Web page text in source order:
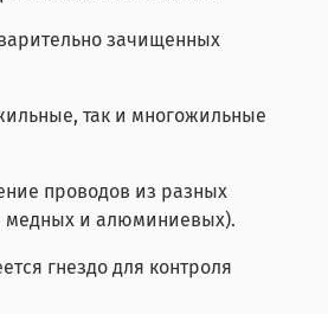
зачищенных
так и многожильные
проводов из разных
медных и алюминиевых).
гнездо для контроля